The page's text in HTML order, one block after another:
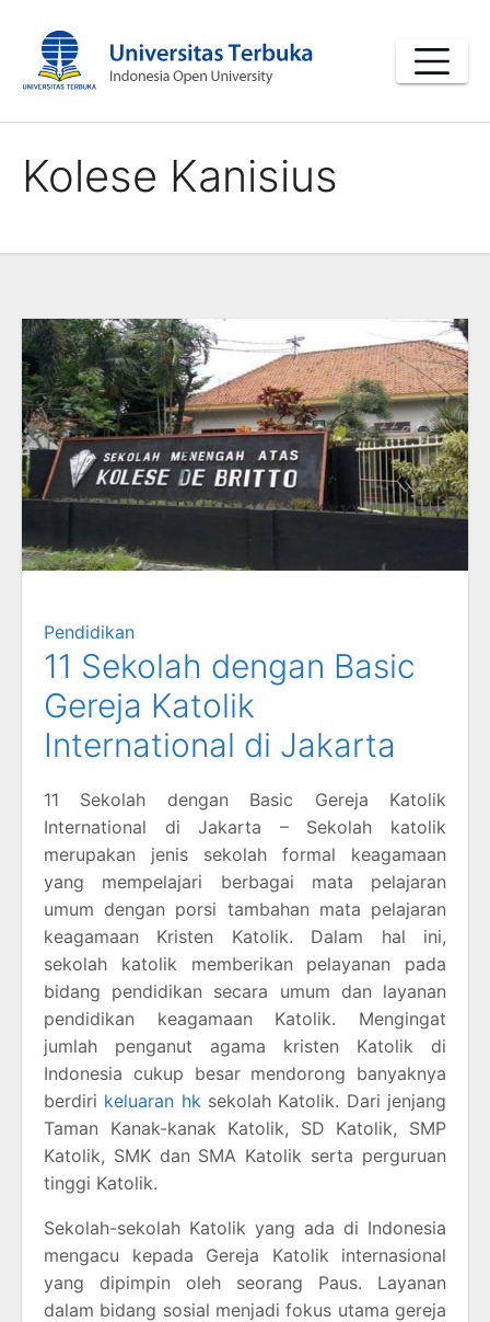
content
Kolese Kanisius
Pendidikan
11 Sekolah dengan Basic
Gereja Katolik
International di Jakarta
11 Sekolah dengan Basic Gereja Katolik
International di Jakarta – Sekolah katolik
merupakan jenis sekolah formal keagamaan
yang mempelajari berbagai mata pelajaran
umum dengan porsi tambahan mata pelajaran
keagamaan Kristen Katolik. Dalam hal ini,
sekolah katolik memberikan pelayanan pada
bidang pendidikan secara umum dan layanan
pendidikan keagamaan Katolik. Mengingat
jumlah penganut agama kristen Katolik di
Indonesia cukup besar mendorong banyaknya
berdiri keluaran hk sekolah Katolik. Dari jenjang
Taman Kanak-kanak Katolik, SD Katolik, SMP
Katolik, SMK dan SMA Katolik serta perguruan
tinggi Katolik.
Sekolah-sekolah Katolik yang ada di Indonesia
mengacu kepada Gereja Katolik internasional
yang dipimpin oleh seorang Paus. Layanan
dalam bidang sosial menjadi fokus utama gereja